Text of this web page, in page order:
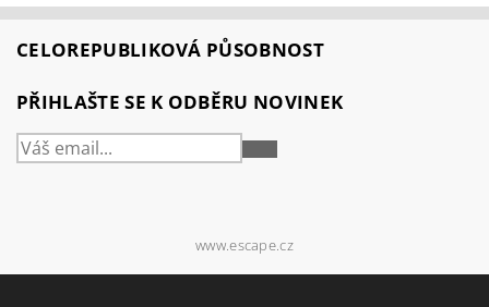
CELOREPUBLIKOVÁ PŮSOBNOST
PŘIHLAŠTE SE K ODBĚRU NOVINEK
PŘIHLÁSIT
www.escape.cz